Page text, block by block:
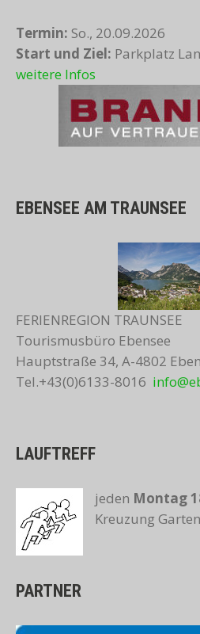
Termin: So., 20.09.2026
Start und Ziel: Parkplatz
weitere Infos
EBENSEE AM TRAUNSEE
FERIENREGION TRAUNSEE
Tourismusbüro Ebensee
Hauptstraße 34, A-4802
Tel.+43(0)6133-8016
LAUFTREFF
jeden Montag
Kreuzung
PARTNER